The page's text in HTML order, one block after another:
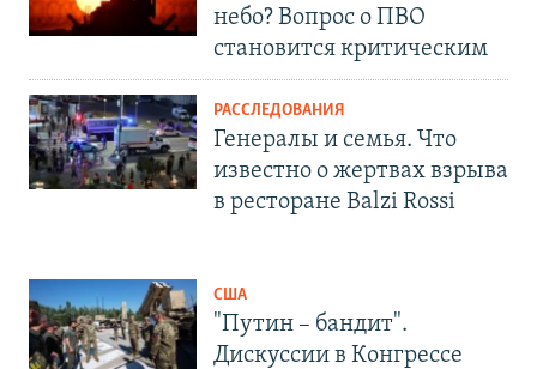
небо? Вопрос о ПВО
становится критическим
РАССЛЕДОВАНИЯ
Генералы и семья. Что
известно о жертвах взрыва
в ресторане Balzi Rossi
США
"Путин – бандит".
Дискуссии в Конгрессе